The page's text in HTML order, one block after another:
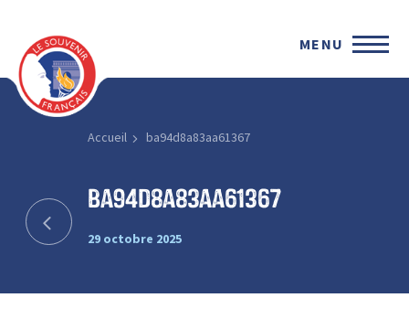
MENU
Accueil ba94d8a83aa61367
ba94d8a83aa61367
29 octobre 2025